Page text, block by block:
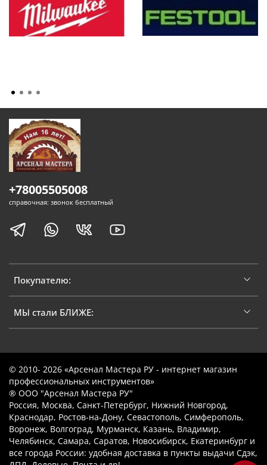
Покупателю:
МЫ стали БЛИЖЕ:
+78005505008
справочная: звонок бесплатный
© 2010- 2026 «Арсенал Мастера РУ - интернет магазин
профессиональных инструментов»
® ООО "Арсенал Мастера РУ"
Россия, Москва, Санкт-Петербург, Нижний Новгород,
Краснодар, Ростов-на-Дону, Севастополь, Симферополь,
Воронеж, Волгоград, Мурманск, Казань, Владимир,
Челябинск, Самара, Саратов, Новосибирск, Екатеринбург и
все города России: удобная доставка в пункты выдачи Сдэк,